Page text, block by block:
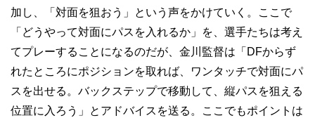
加し、「対面を狙おう」という声をかけていく。ここで
「どうやって対面にパスを入れるか」を、選手たちは考え
てプレーすることになるのだが、金川監督は「DFからず
れたところにポジションを取れば、ワンタッチで対面にパ
スを出せる。バックステップで移動して、縦パスを狙える
位置に入ろう」とアドバイスを送る。ここでもポイントは